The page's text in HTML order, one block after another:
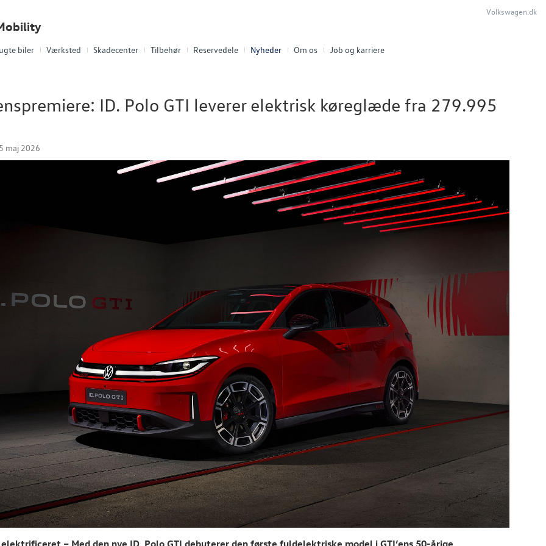
biler Værksted Skadecenter Tilbehør Reservedele Nyheder Om os Job og karriere
Volkswagen.dk
ID. Polo GTI leverer elektrisk køreglæde fra 279.995
maj 2026
elektrificeret – Med den nye ID. Polo GTI debuterer den første fuldelektriske model i GTI’ens 50-årige